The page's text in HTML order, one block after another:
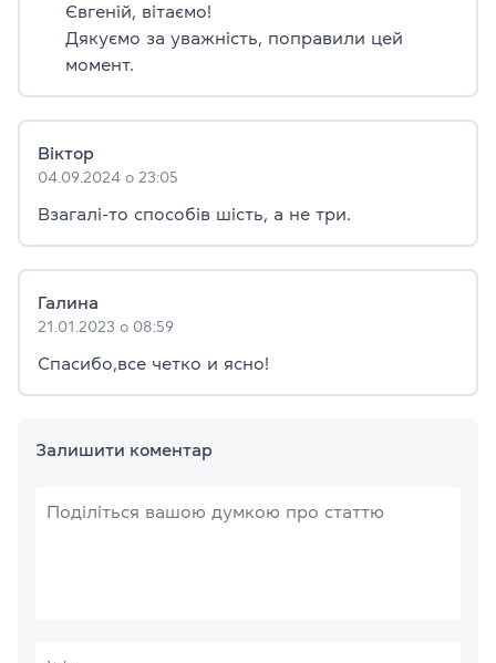
Євгеній, вітаємо!
Дякуємо за уважність, поправили цей
момент.
Віктор
04.09.2024 о 23:05
Взагалі-то способів шість, а не три.
Галина
21.01.2023 о 08:59
Спасибо,все четко и ясно!
Залишити коментар